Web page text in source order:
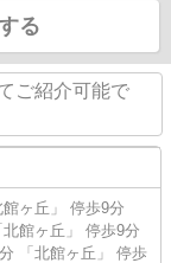
る
ご紹介可能で
ヶ丘」 停歩9分
北館ヶ丘」 停歩9分
「北館ヶ丘」 停歩